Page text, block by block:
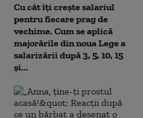
Cu cât îți crește salariul
pentru fiecare prag de
vechime. Cum se aplică
majorările din noua Lege a
salarizării după 3, 5, 10, 15
și...